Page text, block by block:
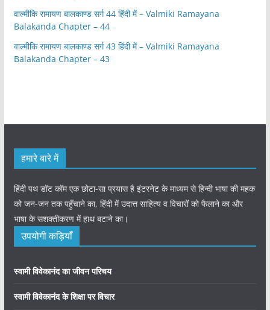
वाल्मीकि रामायण बालकाण्ड सर्ग 44 हिंदी में – Valmiki Ramayana
Balakanda Chapter – 44
वाल्मीकि रामायण बालकाण्ड सर्ग 43 हिंदी में – Valmiki Ramayana
Balakanda Chapter – 43
हमारे बारे में
हिंदी पथ डॉट कॉम एक छोटा-सा प्रयास है इंटरनेट के माध्यम से हिन्दी भाषा की महक
को जन-जन तक पहुँचाने का, हिंदी में उदात्त साहित्य व विचारों को फैलाने का और
भाषा के सशक्तीकरण में हाथ बटाने का।
उपयोगी कड़ियाँ
स्वामी विवेकानंद का जीवन परिचय
स्वामी विवेकानंद के शिक्षा पर विचार